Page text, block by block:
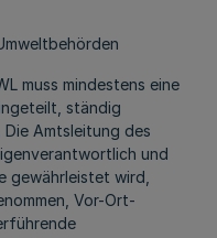
muss mindestens eine
ständig
Amtsleitung des
und
gewährleistet wird,
Vor-Ort-